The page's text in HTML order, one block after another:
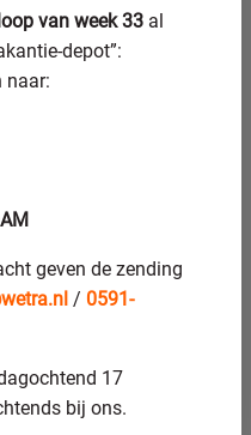
van
geschikt
slijpen?
gebruikt voor
Dit geldt voor
voor rondslijpen
heeft die
materiaaluitbraak.
regelmatig voor bij
van week 33 al
depot”:
naar:
geven de zending
/ 0591-
17
bij ons.